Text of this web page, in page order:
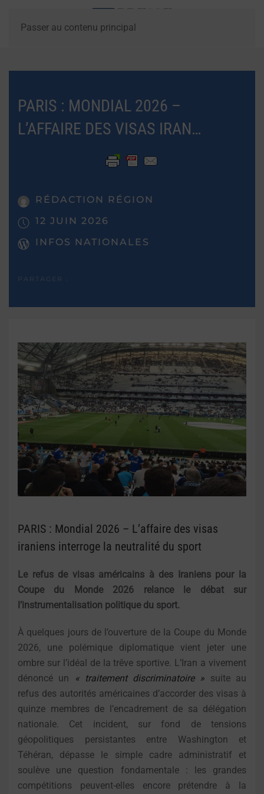
Passer au contenu principal
PARIS : MONDIAL 2026 –
L’AFFAIRE DES VISAS IRAN…
RÉDACTION RÉGION
12 JUIN 2026
INFOS NATIONALES
PARIS : Mondial 2026 – L’affaire des visas
iraniens interroge la neutralité du sport
Le refus de visas américains à des Iraniens pour la
Coupe du Monde 2026 relance le débat sur
l’instrumentalisation politique du sport.
À quelques jours de l’ouverture de la Coupe du Monde
2026, une polémique diplomatique vient jeter une
ombre sur l’idéal de la trêve sportive. L’Iran a vivement
dénoncé un
« traitement discriminatoire » suite au
refus des autorités américaines d’accorder des visas à
quinze membres de l’encadrement de sa délégation
nationale. Cet incident, sur fond de tensions
géopolitiques persistantes entre Washington et
Téhéran, dépasse le simple cadre administratif et
soulève une question fondamentale : les grandes
compétitions peuvent-elles encore prétendre à la